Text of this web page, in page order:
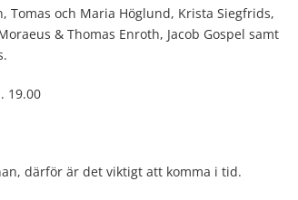
och Maria Höglund, Krista Siegfrids,
& Thomas Enroth, Jacob Gospel samt
19.00
därför är det viktigt att komma i tid.